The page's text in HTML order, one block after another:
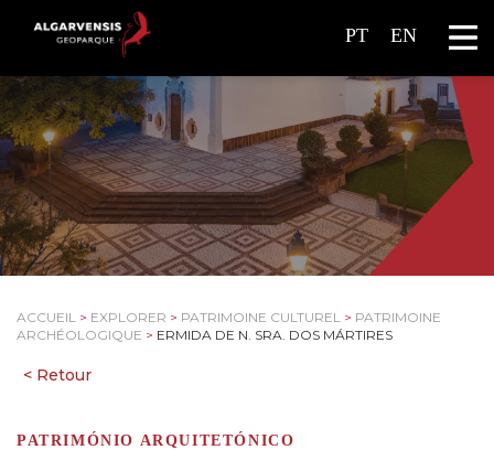
PT EN
ACCUEIL > EXPLORER > PATRIMOINE CULTUREL > PATRIMOINE
ARCHÉOLOGIQUE > ERMIDA DE N. SRA. DOS MÁRTIRES
PATRIMÓNIO ARQUITETÓNICO